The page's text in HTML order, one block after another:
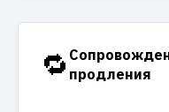
🔁 продления